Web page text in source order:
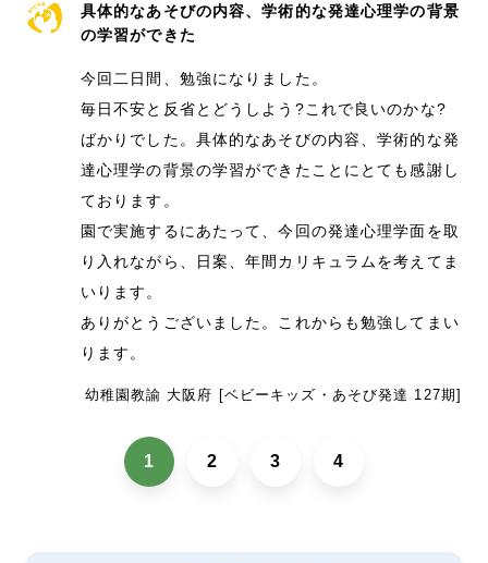
具体的なあそびの内容、学術的な発達心理学の背景
の学習ができた
今回二日間、勉強になりました。
毎日不安と反省とどうしよう?これで良いのかな?
ばかりでした。具体的なあそびの内容、学術的な発
達心理学の背景の学習ができたことにとても感謝し
ております。
園で実施するにあたって、今回の発達心理学面を取
り入れながら、日案、年間カリキュラムを考えてま
いります。
ありがとうございました。これからも勉強してまい
ります。
幼稚園教諭 大阪府 [ベビーキッズ・あそび発達 127期]
1 2 3 4